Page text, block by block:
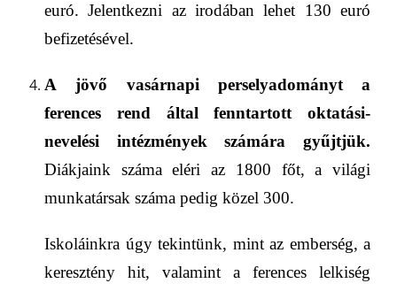
euró. Jelentkezni az irodábanlehet 130 euró
befizetésével.
A jövő vasárnapi perselyadományt a
ferences rend által fenntartott oktatási-
nevelési intézmények számára gyűjtjük.
Diákjaink száma eléri az 1800 főt, a világi
munkatársak száma pedig közel 300.
Iskoláinkra úgy tekintünk, mint az emberség, a
keresztény hit, valamint a ferences lelkiség